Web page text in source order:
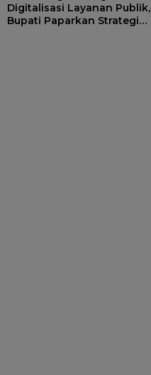
Digitalisasi Layanan Publik,
Bupati Paparkan Strategi